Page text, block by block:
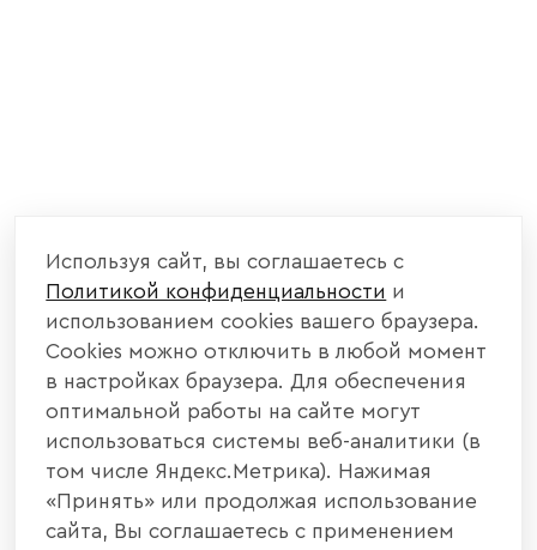
Используя сайт, вы соглашаетесь с
Политикой конфиденциальности и
использованием cookies вашего браузера.
Cookies можно отключить в любой момент
в настройках браузера. Для обеспечения
оптимальной работы на сайте могут
использоваться системы веб-аналитики (в
том числе Яндекс.Метрика). Нажимая
«Принять» или продолжая использование
сайта, Вы соглашаетесь с применением